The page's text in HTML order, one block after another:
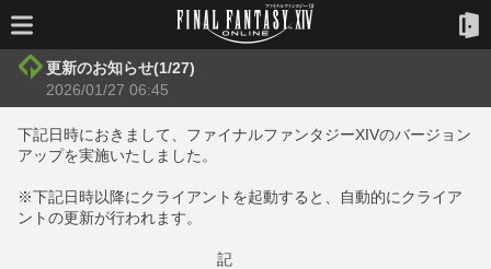
更新のお知らせ(1/27)
2026/01/27 06:45
下記日時におきまして、ファイナルファンタジーXIVのバージョン
アップを実施いたしました。
※下記日時以降にクライアントを起動すると、自動的にクライア
ントの更新が行われます。
記